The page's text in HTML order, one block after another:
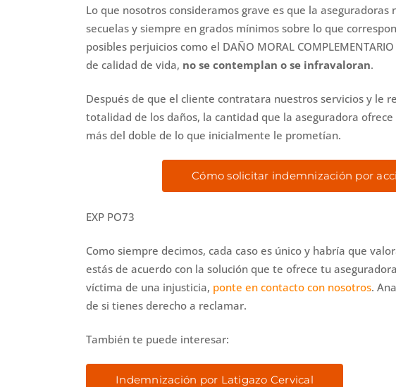
Lo que nosotros consideramos grave es que la
secuelas y siempre en grados mínimos sobre lo que
posibles perjuicios como el DAÑO MORAL
de calidad de vida, no se contemplan o se infravaloran.
Después de que el cliente contratara nuestros servicios y le
totalidad de los daños, la cantidad que la aseguradora
más del doble de lo que inicialmente le prometían.
Cómo solicitar indemnización por
EXP PO73
Como siempre decimos, cada caso es único y habría que
estás de acuerdo con la solución que te ofrece tu
víctima de una injusticia, ponte en contacto con nosotros.
de si tienes derecho a reclamar.
También te puede interesar:
Indemnización por Latigazo Cervical